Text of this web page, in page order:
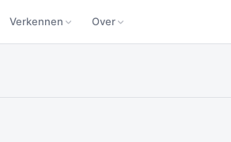
Verkennen Over